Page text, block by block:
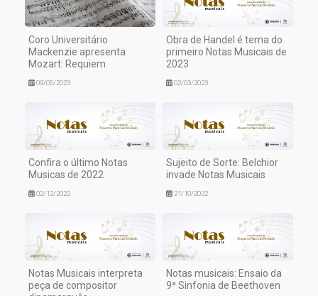
Coro Universitário
Mackenzie apresenta
Mozart: Requiem
09/05/2023
Obra de Handel é tema do
primeiro Notas Musicais de
2023
02/03/2023
Confira o último Notas
Musicas de 2022
02/12/2022
Sujeito de Sorte: Belchior
invade Notas Musicais
21/10/2022
Notas Musicais interpreta
peça de compositor
Notas musicais: Ensaio da
9ª Sinfonia de Beethoven